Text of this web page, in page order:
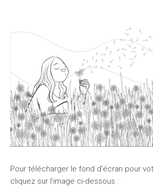
Pour télécharger le fond d’écran pour
cliquez sur l’image ci-dessous :